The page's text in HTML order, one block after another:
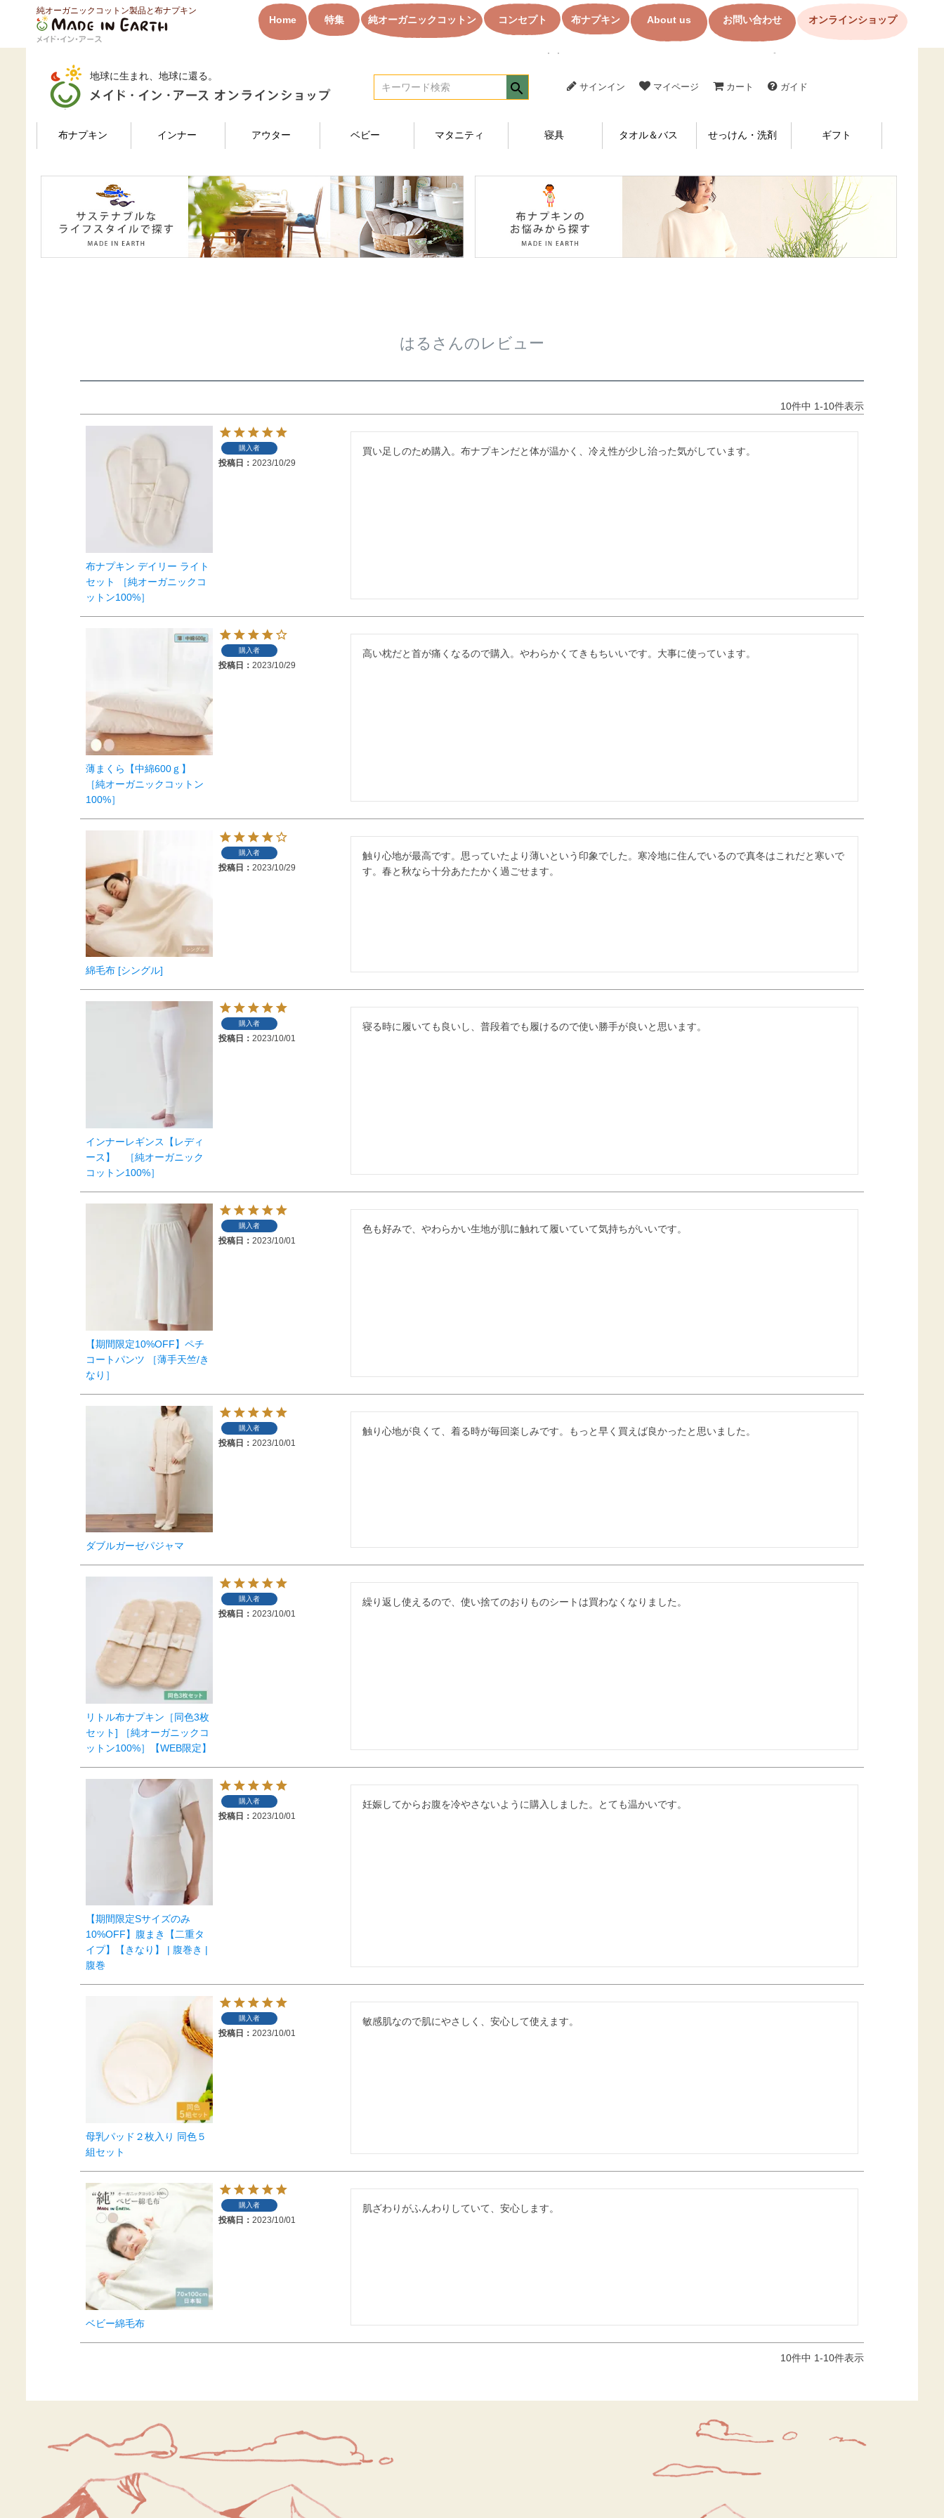
純オーガニックコットン製品と布ナプキン
Home 特集 純オーガニックコットン コンセプト 布ナプキン About us お問い合わせ オンラインショップ
HOME はるさんのレビュー
地球に生まれ、地球に還る。
検索
サインイン マイページ カート ガイド
布ナプキン インナー アウター ベビー マタニティ 寝具 タオル＆バス せっけん・洗剤 ギフト
はるさんのレビュー
10件中 1-10件表示
布ナプキン デイリー ライト
セット ［純オーガニックコ
ットン100%］
購入者
投稿日 2023/10/29
買い足しのため購入。布ナプキンだと体が温かく、冷え性が少し治った気がしています。
薄まくら【中綿600ｇ】
［純オーガニックコットン
100%］
購入者
投稿日 2023/10/29
高い枕だと首が痛くなるので購入。やわらかくてきもちいいです。大事に使っています。
綿毛布 [シングル]
購入者
投稿日 2023/10/29
触り心地が最高です。思っていたより薄いという印象でした。寒冷地に住んでいるので真冬はこれだと寒いで
す。春と秋なら十分あたたかく過ごせます。
インナーレギンス【レディ
ース】 ［純オーガニック
コットン100%］
購入者
投稿日 2023/10/01
寝る時に履いても良いし、普段着でも履けるので使い勝手が良いと思います。
【期間限定10%OFF】ペチ
コートパンツ ［薄手天竺/き
なり］
購入者
投稿日 2023/10/01
色も好みで、やわらかい生地が肌に触れて履いていて気持ちがいいです。
ダブルガーゼパジャマ
購入者
投稿日 2023/10/01
触り心地が良くて、着る時が毎回楽しみです。もっと早く買えば良かったと思いました。
リトル布ナプキン［同色3枚
セット] ［純オーガニックコ
ットン100%］【WEB限定】
購入者
投稿日 2023/10/01
繰り返し使えるので、使い捨てのおりものシートは買わなくなりました。
【期間限定Sサイズのみ
10%OFF】腹まき【二重タ
イプ】【きなり】 | 腹巻き |
腹巻
購入者
投稿日 2023/10/01
妊娠してからお腹を冷やさないように購入しました。とても温かいです。
母乳パッド２枚入り 同色５
組セット
購入者
投稿日 2023/10/01
敏感肌なので肌にやさしく、安心して使えます。
ベビー綿毛布
購入者
投稿日 2023/10/01
肌ざわりがふんわりしていて、安心します。
10件中 1-10件表示